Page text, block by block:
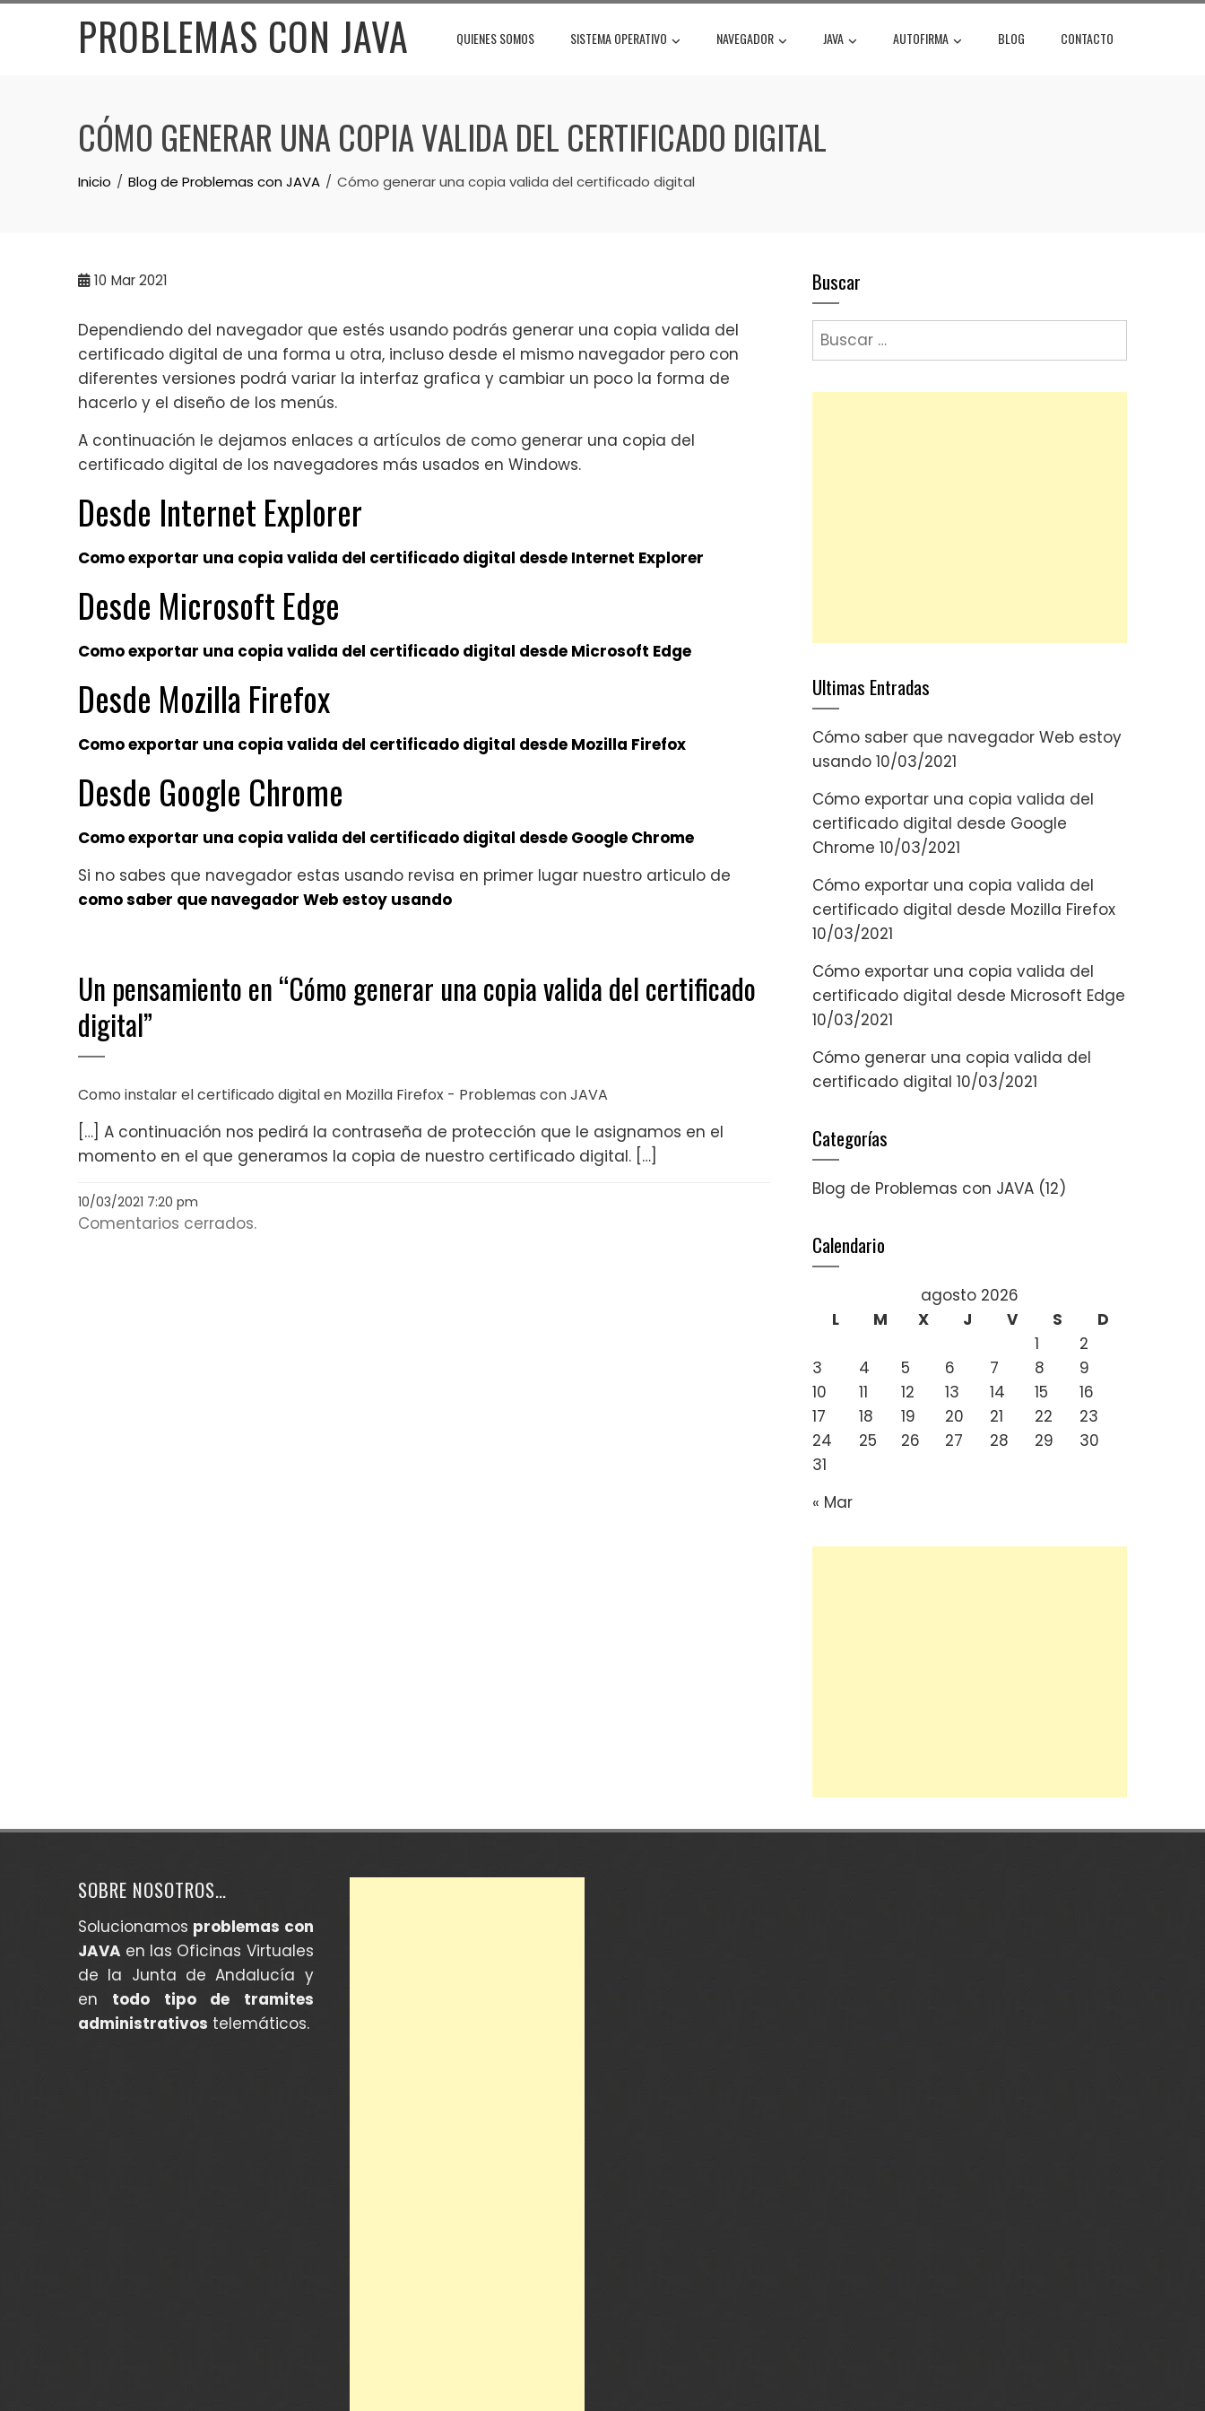
Skip
PROBLEMAS CON JAVA QUIENES SOMOS SISTEMA OPERATIVO NAVEGADOR JAVA AUTOFIRMA BLOG CONTACTO
CÓMO GENERAR UNA COPIA VALIDA DEL CERTIFICADO DIGITAL
Inicio Blog de Problemas con JAVA Cómo generar una copia valida del certificado digital
10 Mar 2021
Dependiendo del navegador que estés usando podrás generar una copia valida del
certificado digital de una forma u otra, incluso desde el mismo navegador pero con
diferentes versiones podrá variar la interfaz grafica y cambiar un poco la forma de
hacerlo y el diseño de los menús.
A continuación le dejamos enlaces a artículos de como generar una copia del
certificado digital de los navegadores más usados en Windows.
Desde Internet Explorer
Como exportar una copia valida del certificado digital desde Internet Explorer
Desde Microsoft Edge
Como exportar una copia valida del certificado digital desde Microsoft Edge
Desde Mozilla Firefox
Como exportar una copia valida del certificado digital desde Mozilla Firefox
Desde Google Chrome
Como exportar una copia valida del certificado digital desde Google Chrome
Si no sabes que navegador estas usando revisa en primer lugar nuestro articulo de
como saber que navegador Web estoy usando
Un pensamiento en “Cómo generar una copia valida del certificado
digital”
Como instalar el certificado digital en Mozilla Firefox - Problemas con JAVA
[…] A continuación nos pedirá la contraseña de protección que le asignamos en el
momento en el que generamos la copia de nuestro certificado digital. […]
10/03/2021 7:20 pm
Comentarios cerrados.
Buscar
Buscar:
Ultimas Entradas
Cómo saber que navegador Web estoy
usando 10/03/2021
Cómo exportar una copia valida del
certificado digital desde Google
Chrome 10/03/2021
Cómo exportar una copia valida del
certificado digital desde Mozilla Firefox
10/03/2021
Cómo exportar una copia valida del
certificado digital desde Microsoft Edge
10/03/2021
Cómo generar una copia valida del
certificado digital 10/03/2021
Categorías
Blog de Problemas con JAVA (12)
Calendario
agosto 2026
L
M X J V S
D
1
2
3
4 5 6 7 8
9
10
11 12 13 14 15
16
17
18 19 20 21 22
23
24
25 26 27 28 29
30
31
« Mar
SOBRE NOSOTROS…
Solucionamos problemas con
JAVA en las Oficinas Virtuales
de la Junta de Andalucía y
en todo tipo de tramites
administrativos telemáticos.